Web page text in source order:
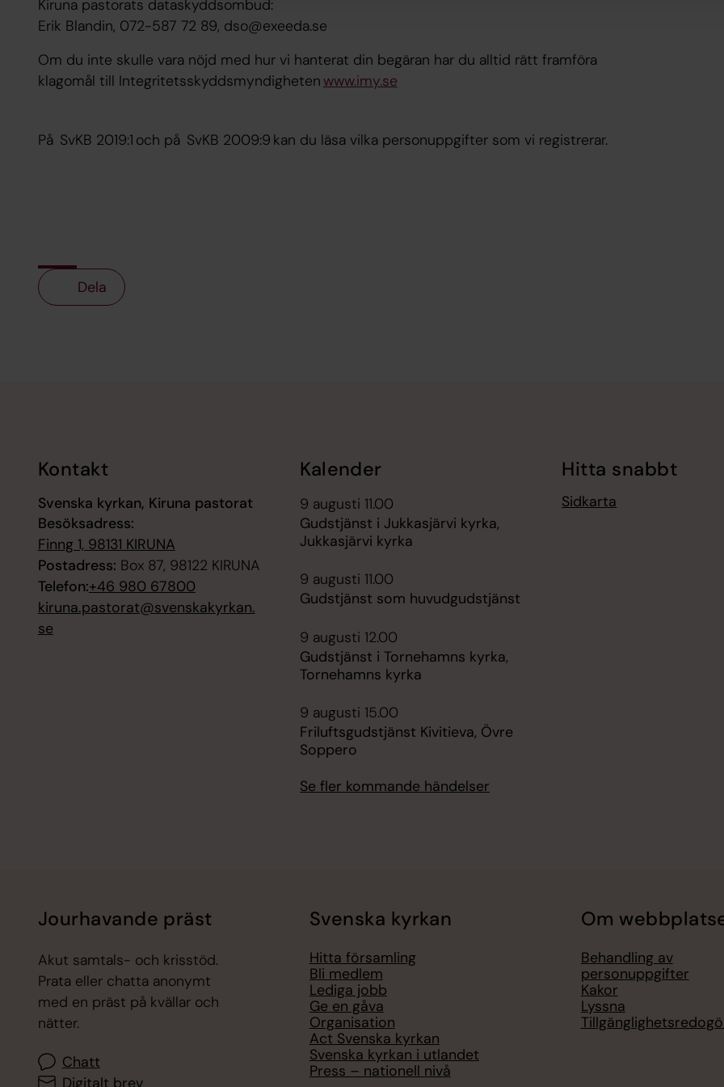
Kiruna pastorats dataskyddsombud:
Erik Blandin, 072-587 72 89, dso@exeeda.se
Om du inte skulle vara nöjd med hur vi hanterat din begäran har du alltid rätt framföra
klagomål till Integritetsskyddsmyndigheten www.imy.se
På SvKB 2019:1 och på SvKB 2009:9 kan du läsa vilka personuppgifter som vi registrerar.
Dela
Kontakt
Svenska kyrkan, Kiruna pastorat
Besöksadress:
Finng 1, 98131 KIRUNA
Postadress: Box 87, 98122 KIRUNA
Telefon:+46 980 67800
kiruna.pastorat@svenskakyrkan.
se
Kalender
9 augusti 11.00
Gudstjänst i Jukkasjärvi kyrka,
Jukkasjärvi kyrka
9 augusti 11.00
Gudstjänst som huvudgudstjänst
9 augusti 12.00
Gudstjänst i Tornehamns kyrka,
Tornehamns kyrka
9 augusti 15.00
Friluftsgudstjänst Kivitieva, Övre
Soppero
Se fler kommande händelser
Hitta snabbt
Sidkarta
Jourhavande präst
Akut samtals- och krisstöd.
Prata eller chatta anonymt
med en präst på kvällar och
nätter.
Chatt
Digitalt brev
Svenska kyrkan
Hitta församling
Bli medlem
Lediga jobb
Ge en gåva
Organisation
Act Svenska kyrkan
Svenska kyrkan i utlandet
Press – nationell nivå
Om
Behandling av
personuppgifter
Kakor
Lyssna